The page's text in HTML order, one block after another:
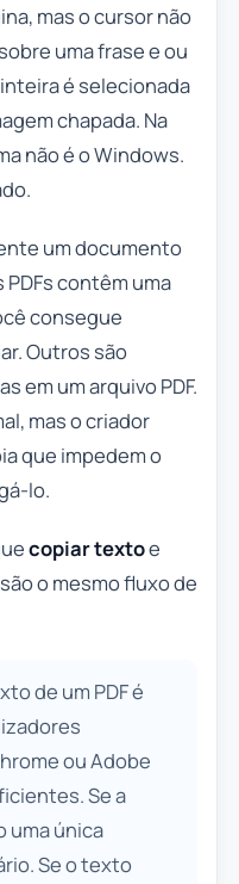
mas o cursor não
uma frase e ou
é selecionada
chapada. Na
não é o Windows.
um documento
contêm uma
consegue
Outros são
em um arquivo PDF.
mas o criador
que impedem o
lo.
copiar textoe
o mesmo fluxo de
de um PDF é
ou Adobe
Se a
uma única
Se o texto